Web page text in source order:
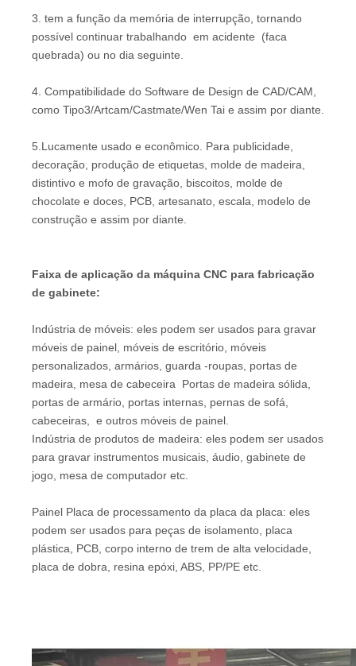
3. tem a função da memória de interrupção, tornando
possível continuar trabalhando em acidente (faca
quebrada) ou no dia seguinte.
4. Compatibilidade do Software de Design de CAD/CAM,
como Tipo3/Artcam/Castmate/Wen Tai e assim por diante.
5.Lucamente usado e econômico. Para publicidade,
decoração, produção de etiquetas, molde de madeira,
distintivo e mofo de gravação, biscoitos, molde de
chocolate e doces, PCB, artesanato, escala, modelo de
construção e assim por diante.
Faixa de aplicação da máquina CNC para fabricação
de gabinete:
Indústria de móveis: eles podem ser usados ​​para gravar
móveis de painel, móveis de escritório, móveis
personalizados, armários, guarda -roupas, portas de
madeira, mesa de cabeceira Portas de madeira sólida,
portas de armário, portas internas, pernas de sofá,
cabeceiras, e outros móveis de painel.
Indústria de produtos de madeira: eles podem ser usados
​​para gravar instrumentos musicais, áudio, gabinete de
jogo, mesa de computador etc.
Painel Placa de processamento da placa da placa: eles
podem ser usados ​​para peças de isolamento, placa
plástica, PCB, corpo interno de trem de alta velocidade,
placa de dobra, resina epóxi, ABS, PP/PE etc.